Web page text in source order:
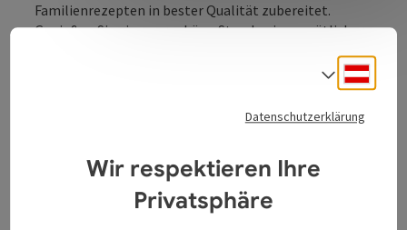
Familienrezepten in bester Qualität zubereitet.
Genießen Sie ein paar schöne Stunden in gemütlicher
Kontakt
Datenschutzerklärung
Wir respektieren Ihre
Privatsphäre